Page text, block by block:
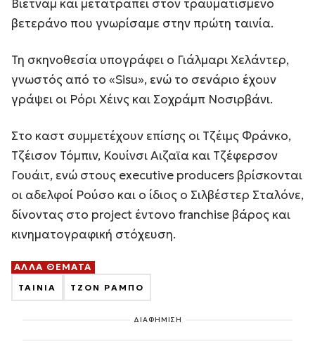
Βιετνάμ και μετατραπεί στον τραυματισμένο
βετεράνο που γνωρίσαμε στην πρώτη ταινία.
Τη σκηνοθεσία υπογράφει ο Γιάλμαρι Χελάντερ,
γνωστός από το «Sisu», ενώ το σενάριο έχουν
γράψει οι Ρόρι Χέινς και Σοχράμπ Νοσιρβάνι.
Στο καστ συμμετέχουν επίσης οι Τζέιμς Φράνκο,
Τζέισον Τόμπιν, Κουίνσι Αιζαϊα και Τζέφερσον
Γουάιτ, ενώ στους executive producers βρίσκονται
οι αδελφοί Ρούσο και ο ίδιος ο Σιλβέστερ Σταλόνε,
δίνοντας στο project έντονο franchise βάρος και
κινηματογραφική στόχευση.
ΑΛΛΑ ΘΕΜΑΤΑ
ΤΑΙΝΙΑ ΤΖΟΝ ΡΑΜΠΟ
ΔΙΑΦΗΜΙΣΗ